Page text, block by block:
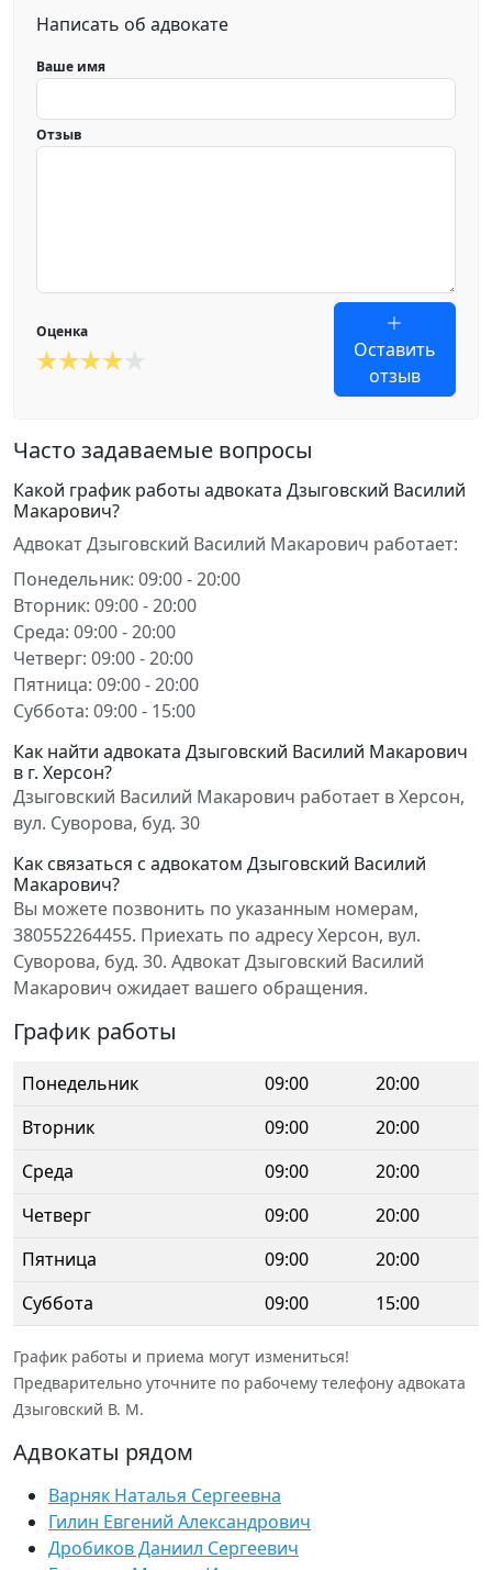
Написать об адвокате
Ваше имя
Отзыв
Оценка
Оставить
отзыв
Часто задаваемые вопросы
Какой график работы адвоката Дзыговский Василий
Макарович?
Адвокат Дзыговский Василий Макарович работает:
Понедельник: 09:00 - 20:00
Вторник: 09:00 - 20:00
Среда: 09:00 - 20:00
Четверг: 09:00 - 20:00
Пятница: 09:00 - 20:00
Суббота: 09:00 - 15:00
Как найти адвоката Дзыговский Василий Макарович
в г. Херсон?
Дзыговский Василий Макарович работает в Херсон,
вул. Суворова, буд. 30
Как связаться с адвокатом Дзыговский Василий
Макарович?
Вы можете позвонить по указанным номерам,
380552264455. Приехать по адресу Херсон, вул.
Суворова, буд. 30. Адвокат Дзыговский Василий
Макарович ожидает вашего обращения.
График работы
Понедельник 09:00
20:00
Вторник
09:00
20:00
Среда
09:00
20:00
Четверг
09:00
20:00
Пятница
09:00
20:00
Суббота
09:00 15:00
График работы и приема могут измениться!
Предварительно уточните по рабочему телефону адвоката
Дзыговский В. М.
Адвокаты рядом
Варняк Наталья Сергеевна
Гилин Евгений Александрович
Дробиков Даниил Сергеевич